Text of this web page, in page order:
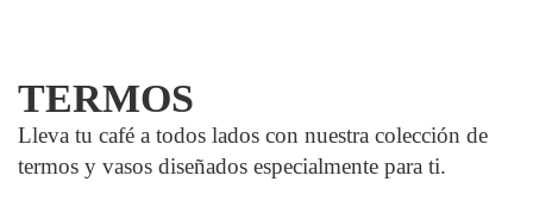
TERMOS
Lleva tu café a todos lados con nuestra colección de
termos y vasos diseñados especialmente para ti.